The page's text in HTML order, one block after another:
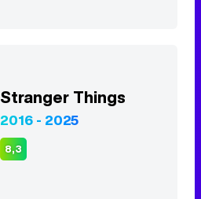
Stranger Things
2016 - 2025
8,3